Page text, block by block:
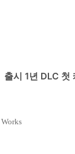
시 1년 DLC 첫